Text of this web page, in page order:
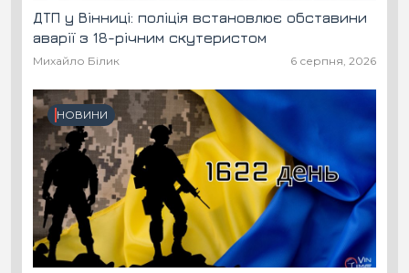
ДТП у Вінниці: поліція встановлює обставини
аварії з 18-річним скутеристом
Михайло Білик 6 серпня, 2026
НОВИНИ